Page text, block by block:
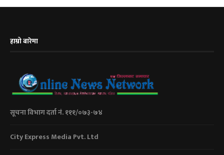
हाम्रो बारेमा
सूचना विभाग दर्ता नं. १११/०७३-७४
City Express Media Pvt. Ltd